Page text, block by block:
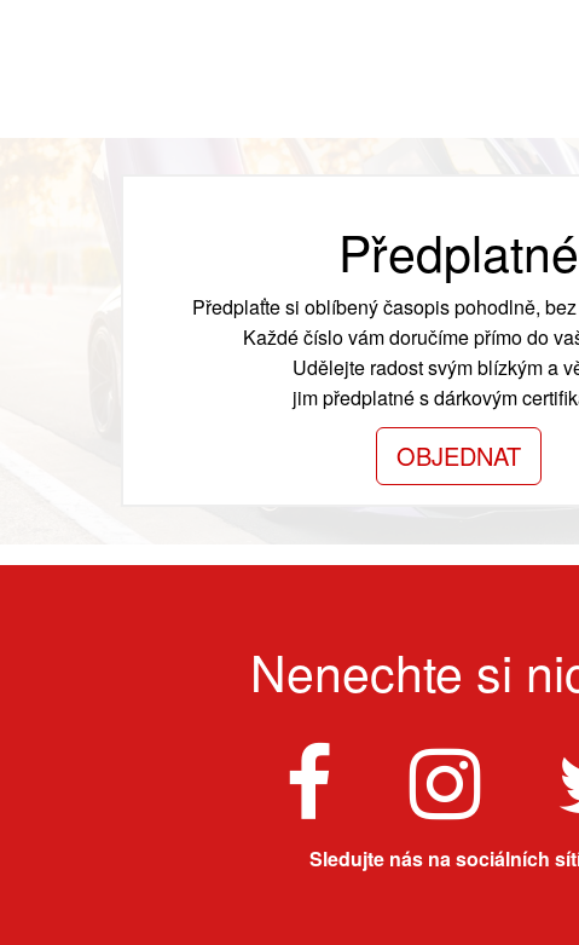
Předplatné
Předplaťte si oblíbený časopis pohodlně,
Každé číslo vám doručíme přímo do
Udělejte radost svým blízkým a
jim předplatné s dárkovým
OBJEDNAT
Nenechte si
Sledujte nás na sociálních